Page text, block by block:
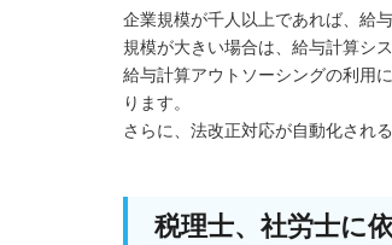
企業規模が千人以上であれば、給
規模が大きい場合は、給与計算シ
給与計算アウトソーシングの利用
ります。
さらに、法改正対応が自動化され
税理士、社労士に